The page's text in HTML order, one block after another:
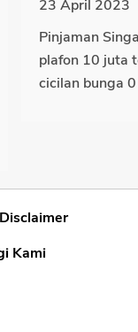
23 April 2023
Pinjaman
plafon 10 juta
cicilan bunga
Disclaimer
Kami